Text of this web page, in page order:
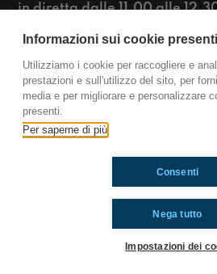
in diretta dalle 11.00 alle
ha raccontato che il suo
chiudere,e noi abbiamo
non solo…
https://
Ti è piaciuto? Condividilo!
Informazioni sui cookie
Utilizziamo i cookie per raccogliere e
prestazioni e sull'utilizzo del sito, per
media e per migliorare e personalizzare
presenti.
Per saperne di più
Nega tutto
Consenti
Impostazioni dei